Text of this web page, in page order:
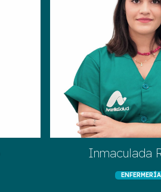
Inmaculada
ENFERMERÍA